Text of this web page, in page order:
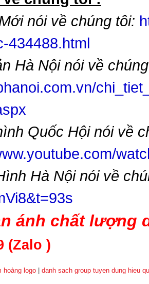
nói về chúng tôi:
434488.html
Hà Nội nói về chúng
Quốc Hội nói về
Hà Nội nói về
ánh chất lượng
(Zalo )
hoàng logo danh sach group tuyen dung hieu